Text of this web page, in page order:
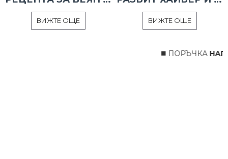
ВИЖТЕ ОЩЕ ВИЖТЕ ОЩЕ
◼️ ПОРЪЧКА